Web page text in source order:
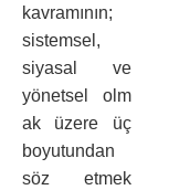
kavramının;
sistemsel,
siyasal ve
yönetsel olm
ak üzere üç
boyutundan
söz etmek